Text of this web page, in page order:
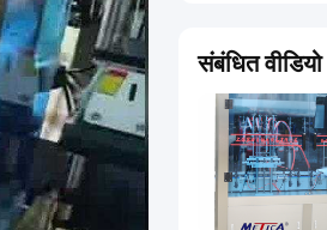
संबंधित वीडियो